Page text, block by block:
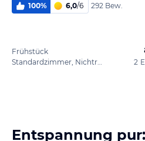
100% 6,0/6 292 Bew.
Frühstück
2
Entspannung